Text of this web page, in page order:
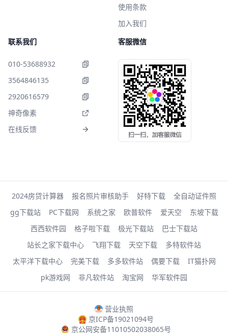
使用条款
加入我们
联系我们
010-53688932
3564846135
2920616579
神奇像素
在线反馈
客服微信
2024房贷计算器 报名照片审核助手 好特下载
全自动证件照
gg下载站
PC下载网 系统之家 欧普软件 爱天空
东坡下载
西西软件园
格子啦下载 极光下载站
巴士下载站
站长之家下载中心
飞翔下载 天空下载
多特软件站
太平洋下载中心
完美下载 多多软件站 偶要下载
IT猫扑网
pk游戏网
非凡软件站 淘宝网 华军软件园
营业执照
京ICP备19021094号
京公网安备11010502038065号